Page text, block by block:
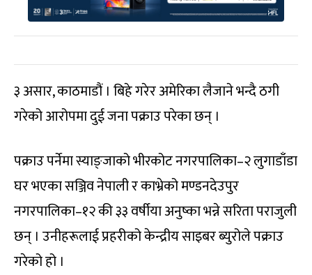
३ असार, काठमाडौं । बिहे गरेर अमेरिका लैजाने भन्दै ठगी
गरेको आरोपमा दुई जना पक्राउ परेका छन् ।
पक्राउ पर्नेमा स्याङ्जाको भीरकोट नगरपालिका–२ लुगाडाँडा
घर भएका सञ्जिव नेपाली र काभ्रेको मण्डनदेउपुर
नगरपालिका–१२ की ३३ वर्षीया अनुष्का भन्ने सरिता पराजुली
छन् । उनीहरूलाई प्रहरीको केन्द्रीय साइबर ब्युरोले पक्राउ
गरेको हो ।